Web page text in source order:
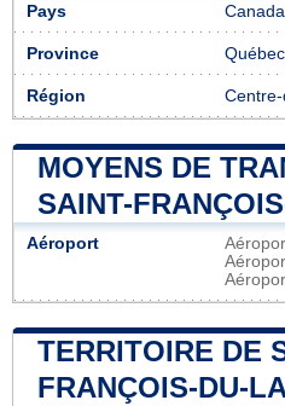
Pays Canada
Province Québec
Région
MOYENS DE
SAINT-
Aéroport
TERRITOIRE DE
FRANÇOIS-DU-